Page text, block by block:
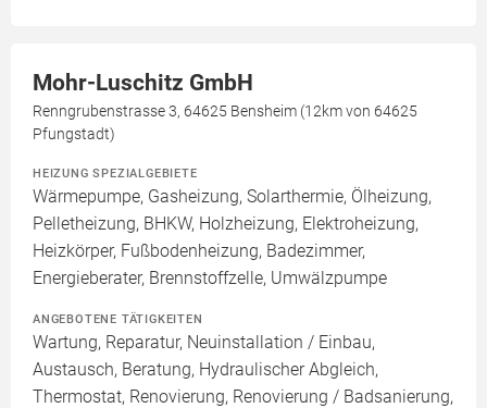
Mohr-Luschitz GmbH
Renngrubenstrasse 3, 64625 Bensheim (12km von 64625
Pfungstadt)
HEIZUNG SPEZIALGEBIETE
Wärmepumpe, Gasheizung, Solarthermie, Ölheizung,
Pelletheizung, BHKW, Holzheizung, Elektroheizung,
Heizkörper, Fußbodenheizung, Badezimmer,
Energieberater, Brennstoffzelle, Umwälzpumpe
ANGEBOTENE TÄTIGKEITEN
Wartung, Reparatur, Neuinstallation / Einbau,
Austausch, Beratung, Hydraulischer Abgleich,
Thermostat, Renovierung, Renovierung / Badsanierung,